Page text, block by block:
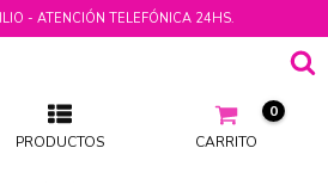
- ATENCIÓN TELEFÓNICA 24HS.
PRODUCTOS CARRITO
0